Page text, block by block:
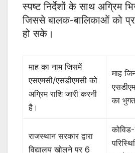
स्पष्ट निर्देशों के साथ अग्रिम
जिससे बालक-बालिकाओं को
हो सके।
माह का नाम जिसमें
एसएमसी/एसडीएमसी को
अग्रिम राशि जारी करनी
है।
माह
का
राजस्थान सरकार द्वारा
विद्यालय खोलने पर 6